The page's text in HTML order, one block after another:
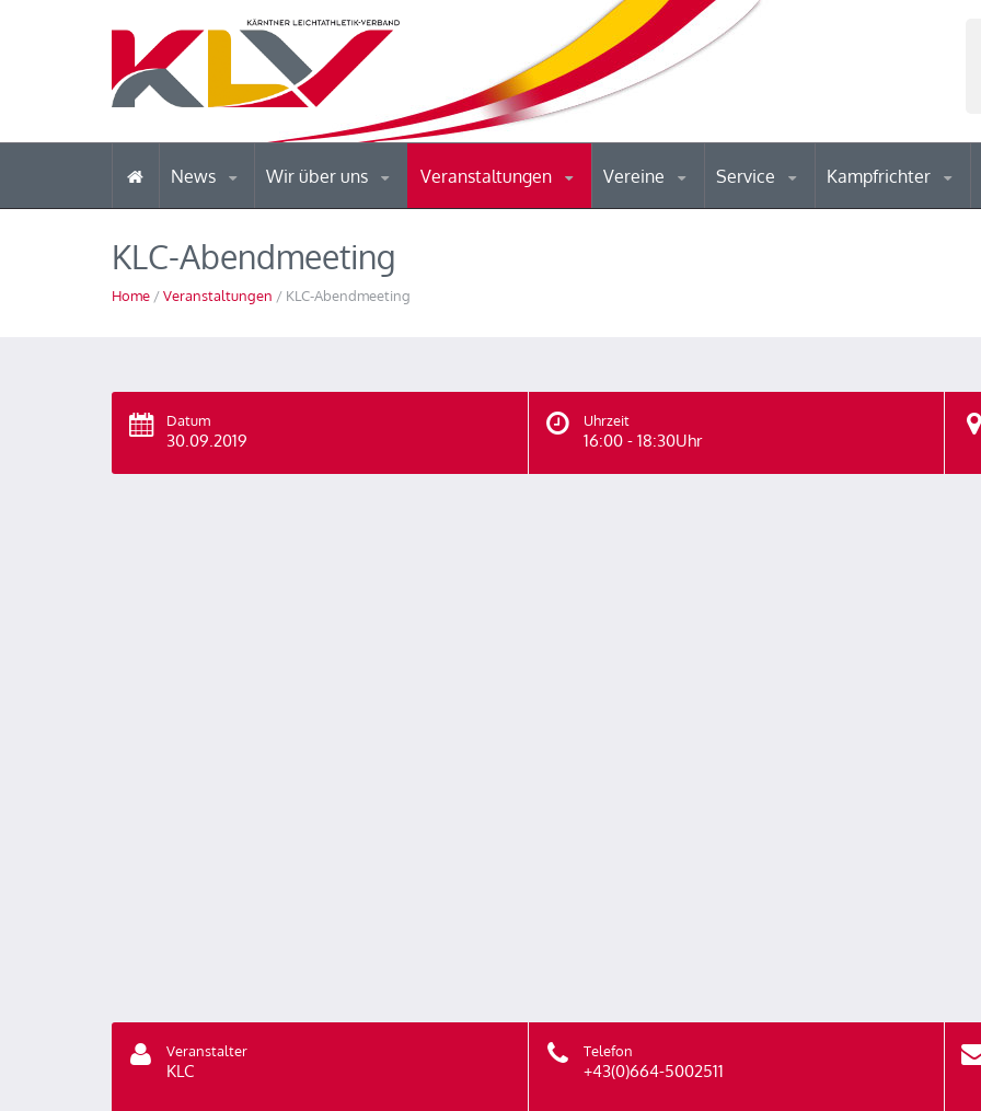
News Wir über uns Veranstaltungen Vereine Service Kampfrichter
KLC-Abendmeeting
Home /Veranstaltungen / KLC-Abendmeeting
Datum
30.09.2019
Uhrzeit
16:00 - 18:30Uhr
Veranstalter
KLC
Telefon
+43(0)664-5002511